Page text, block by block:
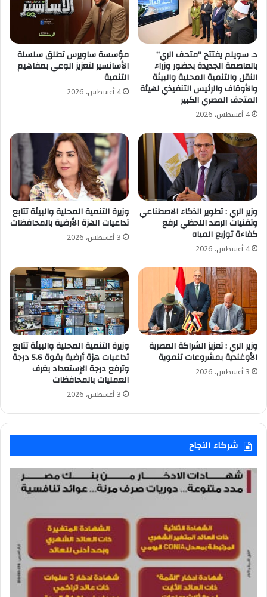
د. سويلم يفتتح “متحف الري”
بالعاصمة الجديدة بحضور وزراء
النقل والتنمية المحلية والبيئة
والأوقاف والرئيس التنفيذي لهيئة
المتحف المصري الكبير
4 أغسطس، 2026
مؤسسة ساويرس تطلق سلسلة
الأسانسير لتعزيز الوعي بمفاهيم
التنمية
4 أغسطس، 2026
وزير الري : تطوير الذكاء الاصطناعي
وتقنيات الرصد اللحظي لرفع
كفاءة توزيع المياه
4 أغسطس، 2026
وزيرة التنمية المحلية والبيئة تتابع
تداعيات الهزة الأرضية بالمحافظات
3 أغسطس، 2026
وزير الري : تعزيز الشراكة المصرية
الأوغندية بمشروعات تنموية
3 أغسطس، 2026
وزيرة التنمية المحلية والبيئة تتابع
تداعيات هزة أرضية بقوة 5.6 درجة
وترفع درجة الإستعداد بغرف
العمليات بالمحافظات
3 أغسطس، 2026
شركاء النجاح